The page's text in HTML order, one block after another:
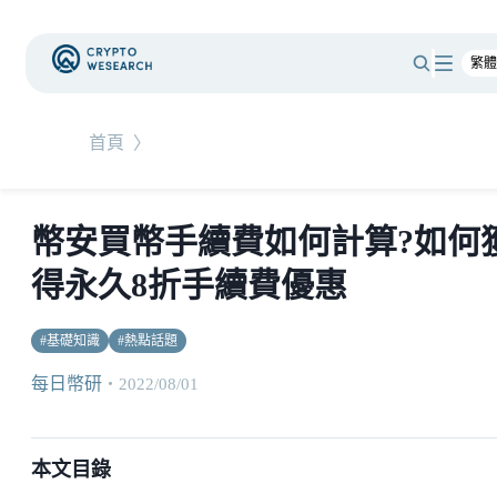
首頁 〉
幣安買幣手續費如何計算?如何
得永久8折手續費優惠
#基礎知識 #熱點話題
每日幣研 ・ 2022/08/01
本文目錄